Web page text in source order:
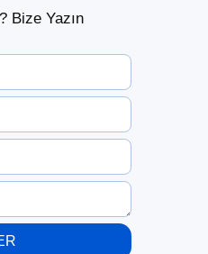
Bize Yazın